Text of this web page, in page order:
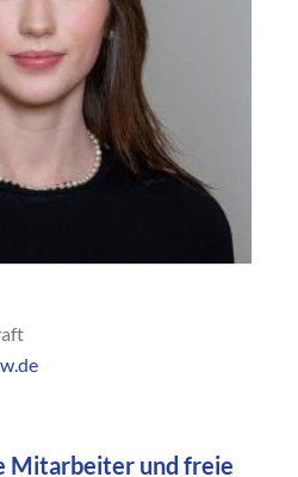
Mitarbeiter und freie